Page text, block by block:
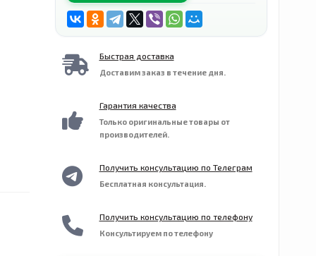
Быстрая доставка
Доставим заказ в течение дня.
Гарантия качества
Только оригинальные товары от
производителей.
Получить консультацию по Телеграм
Бесплатная консультация.
Получить консультацию по телефону
Консультируем по телефону